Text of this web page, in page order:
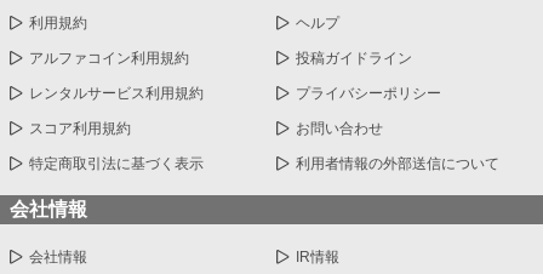
利用規約 ヘルプ
アルファコイン利用規約 投稿ガイドライン
レンタルサービス利用規約 プライバシーポリシー
スコア利用規約 お問い合わせ
特定商取引法に基づく表示 利用者情報の外部送信について
会社情報
会社情報 IR情報